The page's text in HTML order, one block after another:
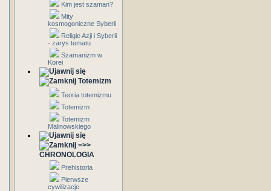
Kim jest szaman?
Mity
kosmogoniczne Syberii
Religie Azji i Syberii
- zarys tematu
Szamanizm w
Korei
Totemizm
Teoria totemizmu
Totemizm
Totemizm
Malinowskiego
=>>
CHRONOLOGIA
Prehistoria
Pierwsze
cywilizacje